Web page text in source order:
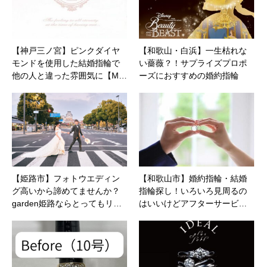
【神戸三ノ宮】ピンクダイヤ
モンドを使用した結婚指輪で
他の人と違った雰囲気に【M…
【和歌山・白浜】一生枯れな
い薔薇？！サプライズプロポ
ーズにおすすめの婚約指輪
【姫路市】フォトウエディン
グ高いから諦めてませんか？
garden姫路ならとってもリ…
【和歌山市】婚約指輪・結婚
指輪探し！いろいろ見周るの
はいいけどアフターサービ…